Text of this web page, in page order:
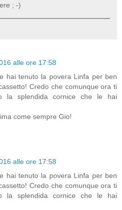
; -)
alle ore 17:58
hai tenuto la povera Linfa per ben
Credo che comunque ora ti
la splendida cornice che le hai
come sempre Gio!
alle ore 17:58
hai tenuto la povera Linfa per ben
Credo che comunque ora ti
la splendida cornice che le hai